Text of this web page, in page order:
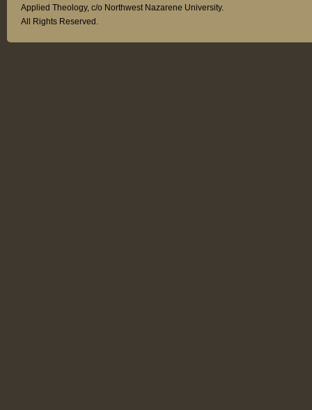
Applied Theology, c/o Northwest Nazarene University.
All Rights Reserved.